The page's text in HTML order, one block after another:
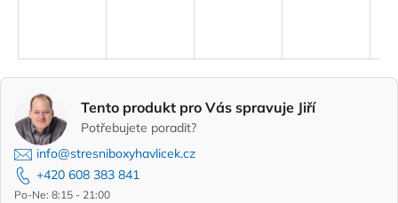
M
Tento produkt pro Vás spravuje Jiří
Potřebujete poradit?
info@stresniboxyhavlicek.cz
+420 608 383 841
Po-Ne: 8:15 - 21:00
?